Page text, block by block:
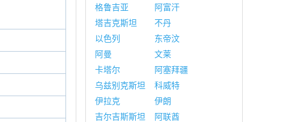
格鲁吉亚
阿富汗
塔吉克斯坦
不丹
以色列
东帝汶
阿曼
文莱
卡塔尔
阿塞拜疆
乌兹别克斯坦
科威特
伊拉克
伊朗
吉尔吉斯斯坦
阿联酋